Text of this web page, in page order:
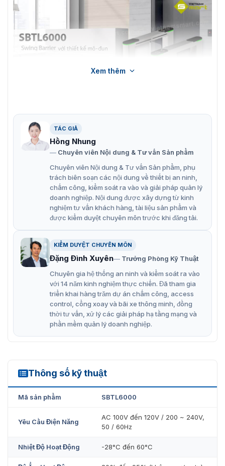
Giới thiệu về cổng tự động swing barrier SBTL6000
Tính năng nổi bật của swing barrier
ZKTeco SBTL6000
ZKTeco SBTL6000 đến với thế hệ mới nhất này đã được
hãng sản xuất tinh chỉnh nhiều tính năng thông minh.
Để từ đó có thể thích ứng hoạt động xuyên suốt tại tất
cả các môi trường. Trên đây là một vài điểm tính năng
nổi bật của sản phẩm:
Có thể dễ dàng chuyển đổi qua lại các phương thức
xác thực: vân tay/thẻ/khuôn mặt
Sử dụng động cơ servo thông minh cho tốc độ mở
nhanh hơn và giảm thiểu tiếng ồn
Trang bị 6 cặp cảm biến hồng ngoại thông minh phát
hiện quyền truy cập trái phép
Khi người sử dụng xác minh thông tin hợp lệ qua đầu
đi qua.
Cửa tự động mở khóa khi mất điện hoặc xảy ra trường
hợp khẩn cấp.
Có thể vận hành theo một hoặc hai hướng.
Xem thêm
TÁC GIẢ
Hồng Nhung
Chuyên viên Nội dung & Tư vấn Sản phẩm
Chuyên viên Nội dung & Tư vấn Sản phẩm, phụ
trách biên soạn các nội dung về thiết bị an ninh,
chấm công, kiểm soát ra vào và giải pháp quản lý
doanh nghiệp. Nội dung được xây dựng từ kinh
nghiệm tư vấn khách hàng, tài liệu sản phẩm và
được kiểm duyệt chuyên môn trước khi đăng tải.
KIỂM DUYỆT CHUYÊN MÔN
Đặng Đình Xuyên
Trưởng Phòng Kỹ Thuật
Chuyên gia hệ thống an ninh và kiểm soát ra vào
với 14 năm kinh nghiệm thực chiến. Đã tham gia
triển khai hàng trăm dự án chấm công, access
control, cổng xoay và bãi xe thông minh, đồng
thời tư vấn, xử lý các giải pháp hạ tầng mạng và
phần mềm quản lý doanh nghiệp.
Thông số kỹ thuật
SBTL6000
Mã sản phẩm SBTL6000
Yêu Cầu Điện Năng
AC 100V đến 120V / 200 ~ 240V,
50 / 60Hz
Nhiệt Độ Hoạt Động -28°C đến 60°C